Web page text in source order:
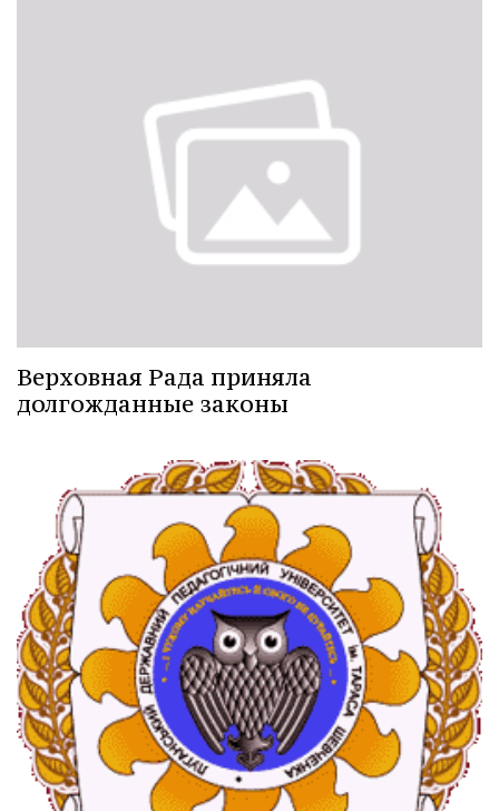
Верховная Рада приняла
долгожданные законы